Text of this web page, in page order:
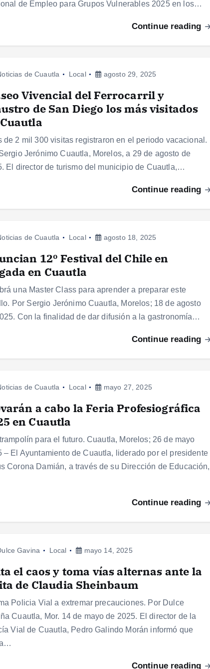
de Empleo para Grupos Vulnerables 2025 en los…
Continue reading
de Cuautla Local agosto 29, 2025
Vivencial del Ferrocarril y
de San Diego los más visitados
de 2 mil 300 visitas registraron en el periodo vacacional.
Jerónimo Cuautla, Morelos, a 29 de agosto de
El director de turismo del municipio de Cuautla,…
Continue reading
de Cuautla Local agosto 18, 2025
12º Festival del Chile en
en Cuautla
una Master Class para aprender a preparar este
Por Sergio Jerónimo Cuautla, Morelos; 18 de agosto
Con la finalidad de dar difusión a la gastronomía…
Continue reading
de Cuautla Local mayo 27, 2025
a cabo la Feria Profesiográfica
en Cuautla
para el futuro. Cuautla, Morelos; 26 de mayo
– El Ayuntamiento de Cuautla, liderado por el presidente
Corona Damián, a través de su Dirección de Educación,
Continue reading
Gavina Local mayo 14, 2025
el caos y toma vías alternas ante la
de Claudia Sheinbaum
Policia Vial a extremar precauciones. Por Dulce
Cuautla, Mor. 14 de mayo de 2025. El director de la
Vial de Cuautla, Pedro Galindo Morán informó que
Continue reading